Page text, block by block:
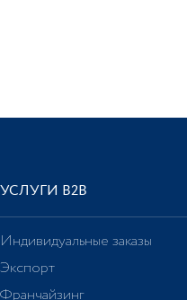
УСЛУГИ В2В
Индивидуальные заказы
Экспорт
Франчайзинг